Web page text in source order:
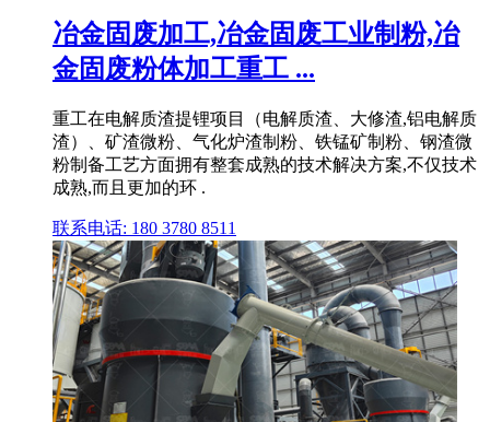
冶金固废加工,冶金固废工业制粉,冶
金固废粉体加工重工 ...
重工在电解质渣提锂项目（电解质渣、大修渣,铝电解质
渣）、矿渣微粉、气化炉渣制粉、铁锰矿制粉、钢渣微
粉制备工艺方面拥有整套成熟的技术解决方案,不仅技术
成熟,而且更加的环 .
联系电话: 180 3780 8511